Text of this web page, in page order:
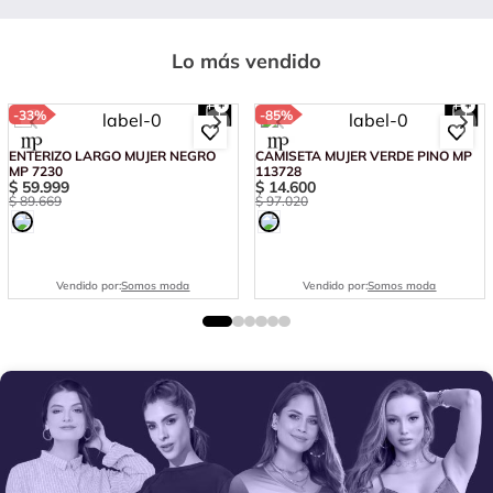
Lo más vendido
-33%
ENTERIZO LARGO MUJER NEGRO
MP 7230
$ 59.999
$ 89.669
Vendido por:Somos moda
-85%
CAMISETA MUJER VERDE PINO MP
113728
$ 14.600
$ 97.020
Vendido por:Somos moda